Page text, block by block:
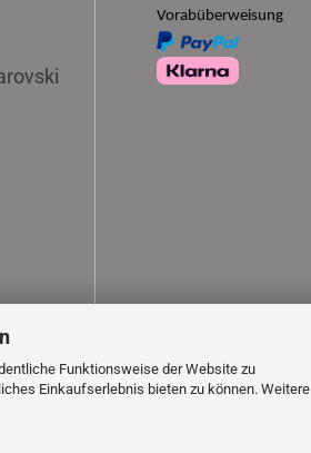
Funktionsweise der Website zu
Einkaufserlebnis bieten zu können. Weitere
Vorabüberweisung